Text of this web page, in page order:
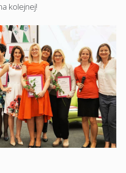
kolejnej!